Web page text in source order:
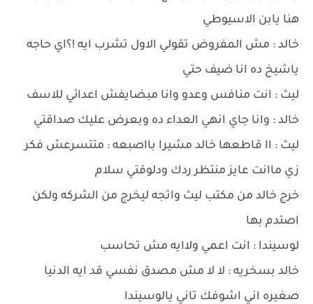
هنا يابن الاسيوطي
خالد : مش المفروض تقولي الاول تشرب ايه !؟اي حاجه
ياشيخ ده انا ضيف حتي
ليث : انت منافس وعدو وانا مبضايفش اعدائي للاسف
خالد : وانا جاي انهي العداء ده وبعرض عليك صداقتي
ليث : اا قاطعها خالد مشيرا بااصبعه : متتسرعش فكر
زي ماانت عايز منتظر ردك ودلوقتي سلام
خرج خالد من مكتب ليث واتجه ليخرج من الشركه ولكن
اصتدم بها
لوسيندا : انت اعمي ولاايه مش تحاسب
خالد بسخريه : لا لا مش مصدق نفسي قد ايه الدنيا
صغيره اني اشوفك تاني يالوسيندا